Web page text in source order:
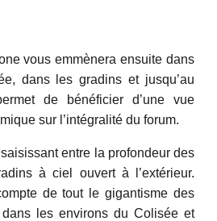
vous emmènera ensuite dans
dans les gradins et jusqu’au
de bénéficier d’une vue
sur l’intégralité du forum.
entre la profondeur des
à ciel ouvert à l’extérieur.
de tout le gigantisme des
les environs du Colisée et